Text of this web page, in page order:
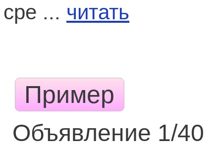
сре ... читать
Пример
Объявление 1/40